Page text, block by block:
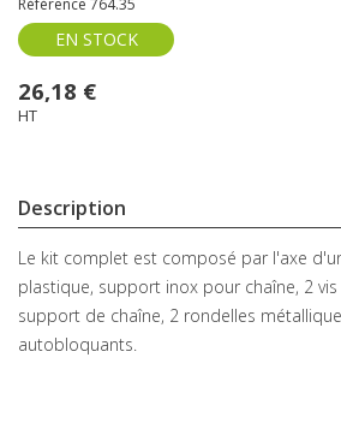
EN STOCK
26,18 €
HT
Description
Le kit complet est composé par l'axe
plastique, support inox pour chaîne, 2
support de chaîne, 2 rondelles
autobloquants.